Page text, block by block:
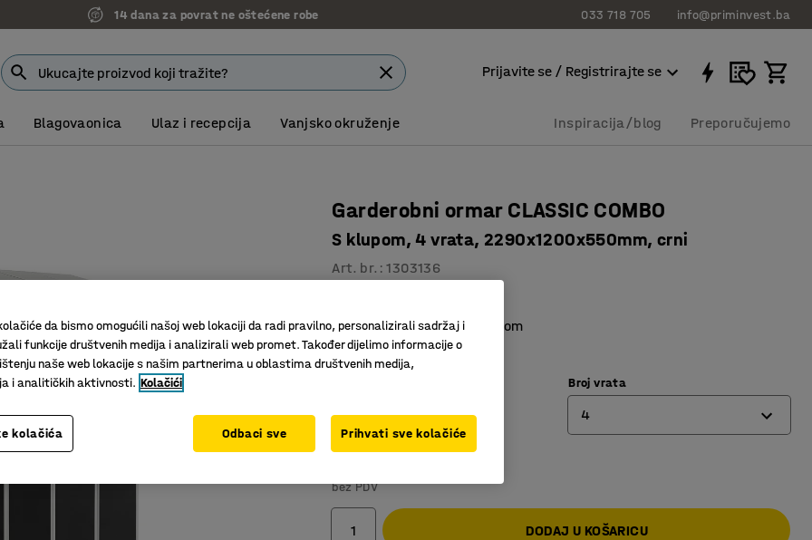
14 dana za povrat ne oštećene robe 033 718 705 info@priminvest.ba
Prijavite se / Registrirajte se
Blagovaonica Ulaz i recepcija Vanjsko okruženje Inspiracija/blog Preporučujemo
Garderobni ormar CLASSIC COMBO
S klupom, 4 vrata, 2290x1200x550mm, crni
Art. br. :1303136
Dvoja vrata s istom bravom
Kosi krov
Broj vrata
4
bez PDV
DODAJ U KOŠARICU
da bismo omogućili našoj web lokaciji da radi pravilno, personalizirali sadržaj i
funkcije društvenih medija i analizirali web promet. Također dijelimo informacije o
naše web lokacije s našim partnerima u oblastima društvenih medija,
i analitičkih aktivnosti. Kolačići
kolačića Odbaci sve Prihvati sve kolačiće